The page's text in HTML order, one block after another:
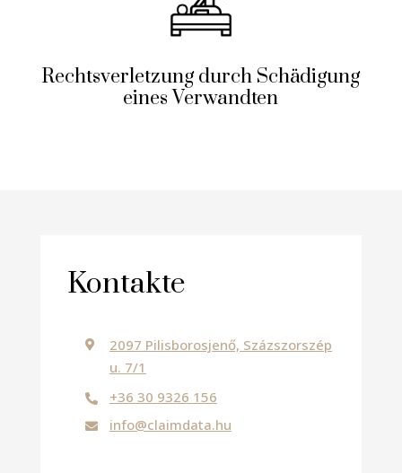
Rechtsverletzung durch Schädigung
eines Verwandten
Kontakte

2097 Pilisborosjenő, Százszorszép
u. 7/1
 +36 30 9326 156
 info@claimdata.hu